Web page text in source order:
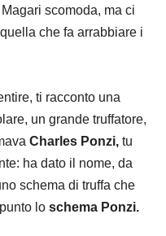
scomoda, ma ci
che fa arrabbiare i
ti racconto una
un grande truffatore,
Charles Ponzi, tu
ha dato il nome, da
schema di truffa che
lo schema Ponzi.